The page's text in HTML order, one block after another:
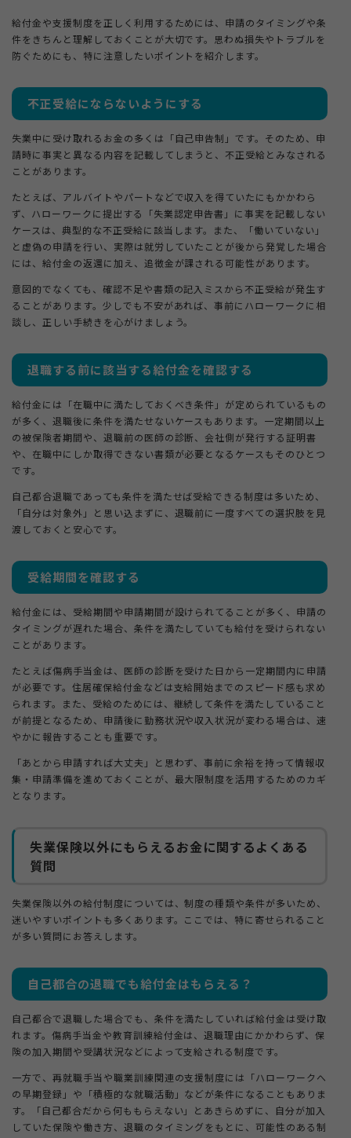
給付金や支援制度を正しく利用するためには、申請のタイミングや条
件をきちんと理解しておくことが大切です。思わぬ損失やトラブルを
防ぐためにも、特に注意したいポイントを紹介します。
不正受給にならないようにする
失業中に受け取れるお金の多くは「自己申告制」です。そのため、申
請時に事実と異なる内容を記載してしまうと、不正受給とみなされる
ことがあります。
たとえば、アルバイトやパートなどで収入を得ていたにもかかわら
ず、ハローワークに提出する「失業認定申告書」に事実を記載しない
ケースは、典型的な不正受給に該当します。また、「働いていない」
と虚偽の申請を行い、実際は就労していたことが後から発覚した場合
には、給付金の返還に加え、追徴金が課される可能性があります。
意図的でなくても、確認不足や書類の記入ミスから不正受給が発生す
ることがあります。少しでも不安があれば、事前にハローワークに相
談し、正しい手続きを心がけましょう。
退職する前に該当する給付金を確認する
給付金には「在職中に満たしておくべき条件」が定められているもの
が多く、退職後に条件を満たせないケースもあります。一定期間以上
の被保険者期間や、退職前の医師の診断、会社側が発行する証明書
や、在職中にしか取得できない書類が必要となるケースもそのひとつ
です。
自己都合退職であっても条件を満たせば受給できる制度は多いため、
「自分は対象外」と思い込まずに、退職前に一度すべての選択肢を見
渡しておくと安心です。
受給期間を確認する
給付金には、受給期間や申請期間が設けられてることが多く、申請の
タイミングが遅れた場合、条件を満たしていても給付を受けられない
ことがあります。
たとえば傷病手当金は、医師の診断を受けた日から一定期間内に申請
が必要です。住居確保給付金などは支給開始までのスピード感も求め
られます。また、受給のためには、継続して条件を満たしていること
が前提となるため、申請後に勤務状況や収入状況が変わる場合は、速
やかに報告することも重要です。
「あとから申請すれば大丈夫」と思わず、事前に余裕を持って情報収
集・申請準備を進めておくことが、最大限制度を活用するためのカギ
となります。
失業保険以外にもらえるお金に関するよくある
質問
失業保険以外の給付制度については、制度の種類や条件が多いため、
迷いやすいポイントも多くあります。ここでは、特に寄せられること
が多い質問にお答えします。
自己都合の退職でも給付金はもらえる？
自己都合で退職した場合でも、条件を満たしていれば給付金は受け取
れます。傷病手当金や教育訓練給付金は、退職理由にかかわらず、保
険の加入期間や受講状況などによって支給される制度です。
一方で、再就職手当や職業訓練関連の支援制度には「ハローワークへ
の早期登録」や「積極的な就職活動」などが条件になることもありま
す。「自己都合だから何ももらえない」とあきらめずに、自分が加入
していた保険や働き方、退職のタイミングをもとに、可能性のある制